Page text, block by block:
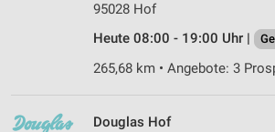
95028 Hof
Heute 08:00 - 19:00 Uhr |
265,68 km • Angebote: 3
Douglas Hof